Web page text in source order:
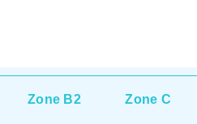
Zone B2 Zone C